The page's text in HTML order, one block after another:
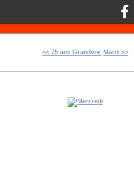
<< 75 ans Grandvoir Mardi >>